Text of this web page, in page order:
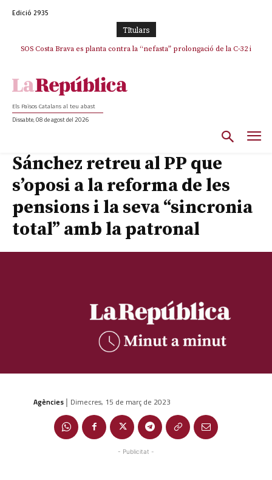
Edició 2935
TItulars
SOS Costa Brava es planta contra la “nefasta” prolongació de la C-32 i
La memòria viva de Josep Sunyol uneix l’esport i la cultura en un emotiu
Els Països Catalans al teu abast
Dissabte, 08 de agost del 2026
Sánchez retreu al PP que
s’oposi a la reforma de les
pensions i la seva “sincronia
total” amb la patronal
Agències | Dimecres, 15 de març de 2023
- Publicitat -